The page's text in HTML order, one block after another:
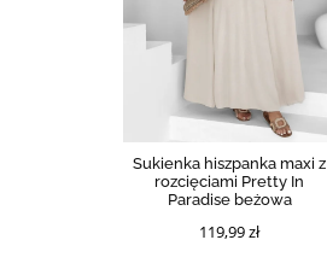
Sukienka hiszpanka maxi z
rozcięciami Pretty In
Paradise beżowa
119,99 zł